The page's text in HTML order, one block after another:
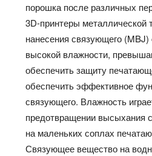
порошка после различных
3D-принтеры металлической
нанесения связующего
высокой влажности,
обеспечить защиту
обеспечить эффективное
связующего. Влажность
предотвращении высыхания
на маленьких соплах
Связующее вещество на